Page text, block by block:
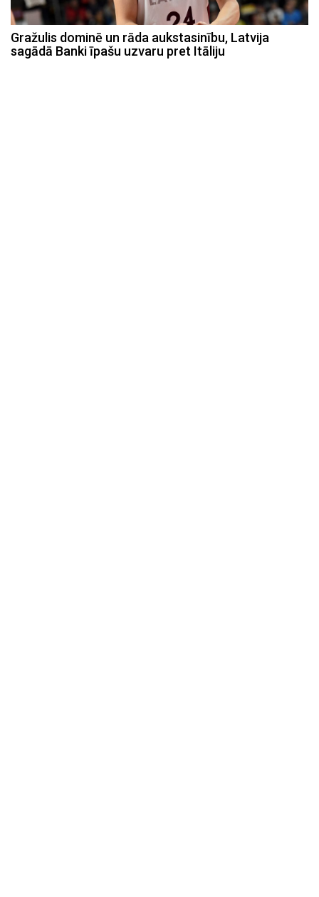
Gražulis dominē un rāda aukstasinību, Latvija
sagādā Banki īpašu uzvaru pret Itāliju